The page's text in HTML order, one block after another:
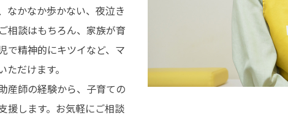
なかなか歩かない、夜泣き
相談はもちろん、家族が育
で精神的にキツイなど、マ
だけます。
産師の経験から、子育ての
援します。お気軽にご相談